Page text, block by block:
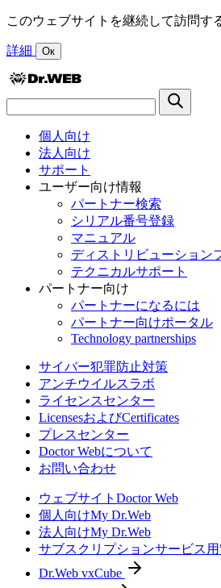
このウェブサイトを継続して訪問す
詳細 Ок
個人向け
法人向け
サポート
ユーザー向け情報
パートナー検索
シリアル番号登録
マニュアル
ディストリビューション
テクニカルサポート
パートナー向け
パートナーになるには
パートナー向けポータル
Technology partnerships
サイバー犯罪防止対策
アンチウイルスラボ
ライセンスセンター
LicensesおよびCertificates
プレスセンター
Doctor Webについて
お問い合わせ
ウェブサイトDoctor Web
個人向けMy Dr.Web
法人向けMy Dr.Web
サブスクリプションサービス
Dr.Web vxCube